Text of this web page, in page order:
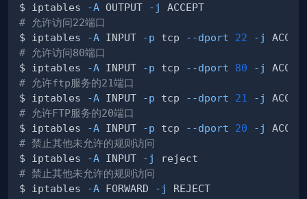
$ iptables
-A OUTPUT -j
# 允许访问22端口
$ iptables
-A INPUT -p tcp --dport 22
-j
# 允许访问80端口
$ iptables
-A INPUT -p tcp --dport 80
-j
# 允许ftp服务的21端口
$ iptables
-A INPUT -p tcp --dport 21
-j
# 允许FTP服务的20端口
$ iptables
-A INPUT -p tcp --dport 20
-j
# 禁止其他未允许的规则访问
$ iptables
-A INPUT -j
# 禁止其他未允许的规则访问
$ iptables
-A FORWARD -j